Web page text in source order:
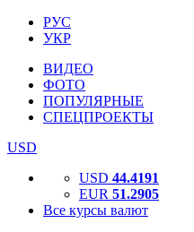
РУС
УКР
ВИДЕО
ФОТО
ПОПУЛЯРНЫЕ
СПЕЦПРОЕКТЫ
USD
USD 44.4191
EUR 51.2905
Все курсы валют